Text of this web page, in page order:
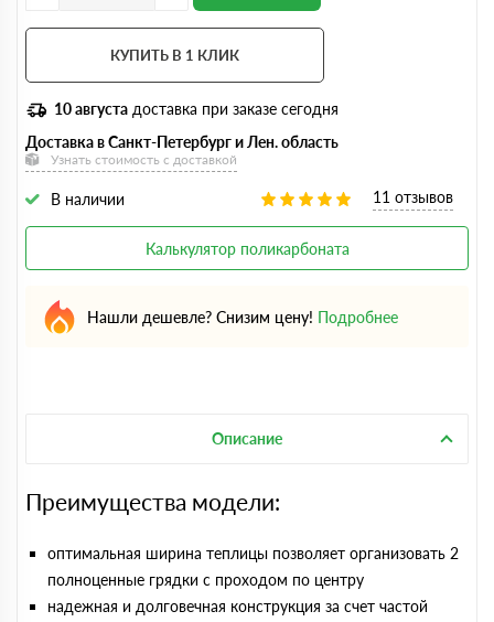
КУПИТЬ В 1 КЛИК
10 августа доставка при заказе сегодня
Доставка в Санкт-Петербург и Лен. область
Узнать стоимость с доставкой
В наличии 11 отзывов
Калькулятор поликарбоната
Нашли дешевле? Снизим цену! Подробнее
Описание
Преимущества модели:
оптимальная ширина теплицы позволяет организовать 2
полноценные грядки с проходом по центру
надежная и долговечная конструкция за счет частой